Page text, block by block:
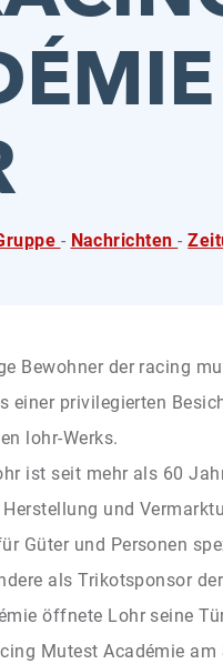
- Nachrichten-
Bewohner der racing
einer privilegierten
lohr-Werks.
ist seit mehr als 60
und
Güter und Personen
als Trikotsponsor
öffnete Lohr seine
Mutest Académie am